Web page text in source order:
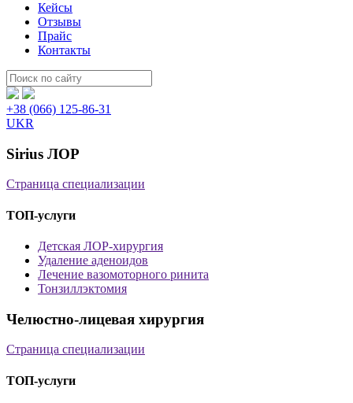
Кейсы
Отзывы
Прайс
Контакты
Пошук:
+38 (066) 125-86-31
UKR
Sirius ЛОР
Страница специализации
ТОП-услуги
Детская ЛОР-хирургия
Удаление аденоидов
Лечение вазомоторного ринита
Тонзиллэктомия
Челюстно-лицевая хирургия
Страница специализации
ТОП-услуги